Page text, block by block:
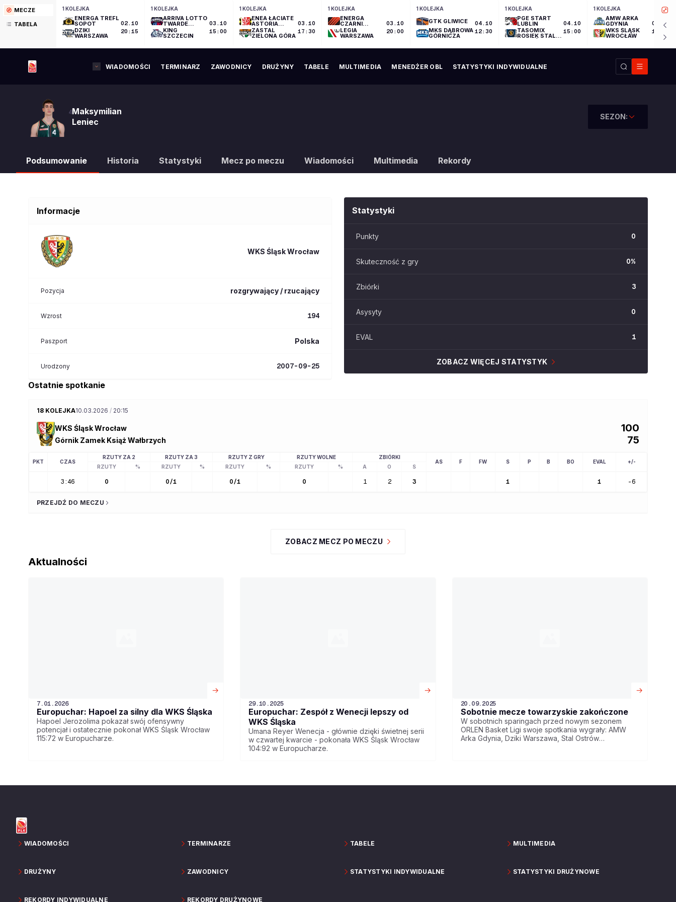
MECZE
TABELA
1 KOLEJKA
ENERGA TREFL
SOPOT
DZIKI
WARSZAWA
02.10
20:15
1 KOLEJKA
ARRIVA LOTTO
TWARDE
PIERNIKI
TORUŃ
KING
SZCZECIN
03.10
15:00
1 KOLEJKA
ENEA ŁACIATE
ASTORIA
BYDGOSZCZ
ZASTAL
ZIELONA GÓRA
03.10
17:30
1 KOLEJKA
ENERGA
CZARNI
SŁUPSK
LEGIA
WARSZAWA
03.10
20:00
1 KOLEJKA
GTK GLIWICE
MKS DĄBROWA
GÓRNICZA
04.10
12:30
1 KOLEJKA
PGE START
LUBLIN
TASOMIX
ROSIEK STAL
WIELKOPOLSKI
04.10
15:00
1 KOLEJKA
AMW ARKA
GDYNIA
WKS ŚLĄSK
WROCŁAW
04.10
17:30
WIADOMOŚCI TERMINARZ ZAWODNICY DRUŻYNY TABELE MULTIMEDIA MENEDŻER OBL STATYSTYKI INDYWIDUALNE
4Maksymilian
Leniec
SEZON:
Podsumowanie Historia Statystyki Mecz po meczu Wiadomości Multimedia Rekordy
Informacje
WKS Śląsk Wrocław
Pozycja rozgrywający / rzucający
Wzrost 194
Paszport Polska
Urodzony 2007-09-25
Statystyki
Punkty 0
Skuteczność z gry 0%
Zbiórki 3
Asysyty 0
EVAL 1
ZOBACZ WIĘCEJ STATYSTYK
Ostatnie spotkanie
18 KOLEJKA10.03.2026 / 20:15
WKS Śląsk Wrocław 100
Górnik Zamek Książ Wałbrzych 75
PKT CZAS
RZUTY ZA 2 RZUTY ZA 3 RZUTY Z GRY RZUTY WOLNE ZBIÓRKI
AS F FW S P B BO EVAL
+/-
RZUTY
% RZUTY % RZUTY % RZUTY % A O S
3:46 0 0/1 0/1 0 1 2 3 1 1 -6
PRZEJDŹ DO MECZU
ZOBACZ MECZ PO MECZU
Aktualności
7.01.2026
Europuchar: Hapoel za silny dla WKS Śląska
Hapoel Jerozolima pokazał swój ofensywny
potencjał i ostatecznie pokonał WKS Śląsk Wrocław
115:72 w Europucharze.
29.10.2025
Europuchar: Zespół z Wenecji lepszy od
WKS Śląska
Umana Reyer Wenecja - głównie dzięki świetnej serii
w czwartej kwarcie - pokonała WKS Śląsk Wrocław
104:92 w Europucharze.
20.09.2025
Sobotnie mecze towarzyskie zakończone
W sobotnich sparingach przed nowym sezonem
ORLEN Basket Ligi swoje spotkania wygrały: AMW
Arka Gdynia, Dziki Warszawa, Stal Ostrów
WIADOMOŚCI TERMINARZE TABELE MULTIMEDIA
DRUŻYNY ZAWODNICY STATYSTYKI INDYWIDUALNE STATYSTYKI DRUŻYNOWE
REKORDY INDYWIDUALNE REKORDY DRUŻYNOWE